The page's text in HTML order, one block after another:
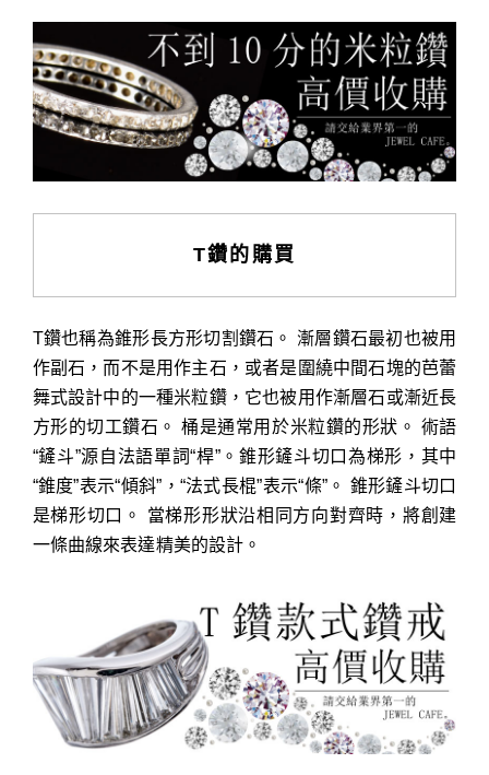
T鑽的購買
T鑽也稱為錐形長方形切割鑽石。 漸層鑽石最初也被用
作副石，而不是用作主石，或者是圍繞中間石塊的芭蕾
舞式設計中的一種米粒鑽，它也被用作漸層石或漸近長
方形的切工鑽石。 桶是通常用於米粒鑽的形狀。 術語
“鏟斗”源自法語單詞“桿”。錐形鏟斗切口為梯形，其中
“錐度”表示“傾斜”，“法式長棍”表示“條”。 錐形鏟斗切口
是梯形切口。 當梯形形狀沿相同方向對齊時，將創建
一條曲線來表達精美的設計。